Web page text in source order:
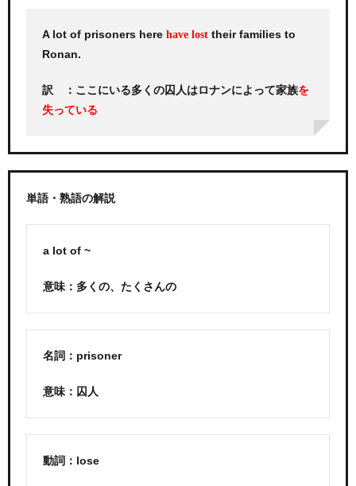
A lot of prisoners here have lost their families to
Ronan.
訳 ：ここにいる多くの囚人はロナンによって家族を
失っている
単語・熟語の解説
a lot of ~
意味：多くの、たくさんの
名詞：prisoner
意味：囚人
動詞：lose